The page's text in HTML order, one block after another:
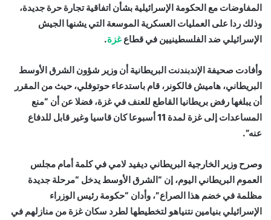
المفاوضات مع الحكومة الإسرائيلية بشأن اتفاقية تجارة حرة جديدة،
وذلك ردا على العمليات العسكرية الموسعة التي يشنها الجيش
الإسرائيلي ضد الفلسطينيين في قطاع غزة.
وأفادت صحيفة الإندبندنت البريطانية أن وزير شؤون الشرق الأوسط
البريطاني، هاميش فالكونر، قام باستدعاء حوتوفلي، حيث من المقرر
أن يبلغها رفض بريطانيا القاطع للعنف في غزة، فضلا عن أن “منع
المساعدات إلى غزة لمدة 11 أسبوعا كان قاسيا وغير قابل للدفاع
عنه”.
وصرح وزير الخارجية البريطاني ديفيد لامي في كلمة أمام مجلس
العموم البريطاني اليوم، إن “الشرق الأوسط يدخل “مرحلة جديدة
مظلمة في خضم هذا الصراع”، وأدان “حكومة رئيس الوزراء
الإسرائيلي بنيامين نتنياهو لتخطيطها لطرد سكان غزة من منازلهم في